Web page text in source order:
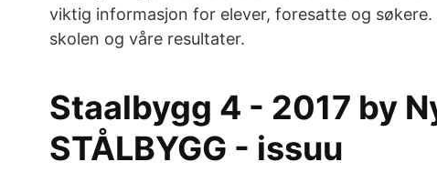
viktig informasjon for elever, foresatte og
skolen og våre resultater.
Staalbygg 4 - 2017 by
STÅLBYGG - issuu